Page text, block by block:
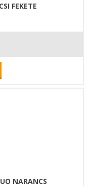
FEKETE
NARANCS